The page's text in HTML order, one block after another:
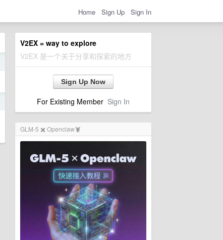
Home Sign Up Sign In
V2EX = way to explore
V2EX 是一个关于分享和探索的地方
Sign Up Now
For Existing Member Sign In
GLM-5 ✖️ Openclaw🦞